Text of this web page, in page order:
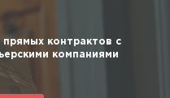
контрактов с
компаниями